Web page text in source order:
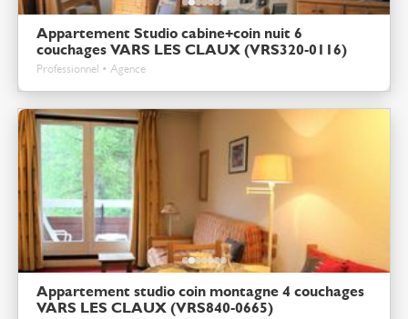
Appartement Studio cabine+coin nuit 6
couchages VARS LES CLAUX (VRS320-0116)
Professionnel • Agence
Appartement studio coin montagne 4 couchages
VARS LES CLAUX (VRS840-0665)